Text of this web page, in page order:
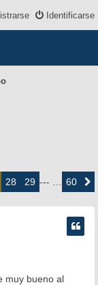
Identificarse
28 29 --- … 60
muy bueno al